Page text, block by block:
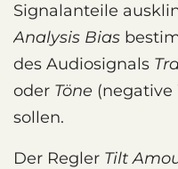
Signalanteile
Analysis Bias
des Audiosignals
oder Töne
sollen.
Der Regler Tilt